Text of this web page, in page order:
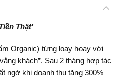
Thật’
Organic) từng loay hoay với
khách”. Sau 2 tháng hợp tác
ngờ khi doanh thu tăng 300%